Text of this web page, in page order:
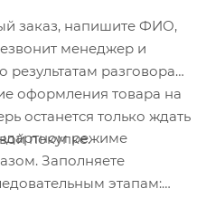
заказ, напишите ФИО,
менеджер и
результатам разговора
оформления товара на
останется только ждать
покупке.режиме
Заполняете
этапам: